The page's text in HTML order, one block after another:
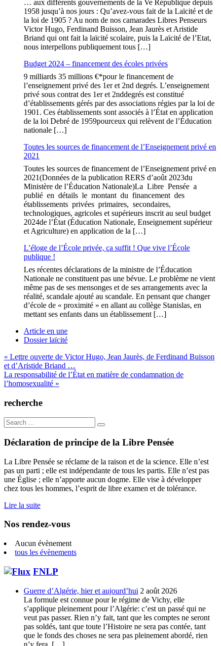
… aux différents gouvernements de la Ve République depuis
1958 jusqu’à nos jours : Qu’avez-vous fait de la Laïcité et de
la loi de 1905 ? Au nom de nos camarades Libres Penseurs
Victor Hugo, Ferdinand Buisson, Jean Jaurès et Aristide
Briand qui ont fait la laïcité scolaire, puis la Laïcité de l’Etat,
nous interpellons publiquement tous […]
Budget 2024 – financement des écoles privées
9 milliards 35 millions €*pour le financement de
l’enseignement privé des 1er et 2nd degrés. L’enseignement
privé sous contrat des 1er et 2nddegrés est constitué
d’établissements gérés par des associations régies par la loi de
1901. Ces établissements sont associés à l’État en application
de la loi Debré de 1959pourceux qui relèvent de l’Éducation
nationale […]
Toutes les sources de financement de l’Enseignement privé en
2021
Toutes les sources de financement de l’Enseignement privé en
2021(Données de la publication RERS d’août 2023du
Ministère de l’Éducation Nationale)La Libre Pensée a
publié en détails le montant du financement des
établissements privées primaires, secondaires,
technologiques, agricoles et supérieurs inscrit au seul budget
2024de l’État (Éducation Nationale, Enseignement supérieur
et Agriculture) en application de la […]
L’éloge de l’École privée, ça suffit ! Que vive l’École
publique !
Les récentes déclarations de la ministre de l’Éducation
Nationale ne constituent pas une bévue. Le problème ne vient
même pas de ses mensonges et de ses arrangements avec la
réalité, scandale ajouté au scandale. En pensant que changer
d’école de « proximité » en allant au collège Stanislas, en
mettant ses enfants dans un établissement […]
Article en une
Dossier laïcité
Navigation
de
l’article
« Lettre ouverte de Victor Hugo, Jean Jaurès, de Ferdinand Buisson
et d’Aristide Briand …
La responsabilité de l’État en matière de condamnation de
l’homosexualité »
recherche
Search
for:
Déclaration de principe de la Libre Pensée
La Libre Pensée se réclame de la raison et de la science. Elle n’est
pas un parti ; elle est indépendante de tous les partis. Elle n’est pas
une Église ; elle n’apporte aucun dogme. Elle vise à développer
chez tous les hommes, l’esprit de libre examen et de tolérance.
Lire la suite
Nos rendez-vous
Aucun évènement
tous les évènements
FNLP
Guerre d’Algérie, hier et aujourd’hui 2 août 2026
La formule est connue pour le régime de Vichy, elle
s’applique pleinement pour l’Algérie: c’est un passé qui ne
veut pas passer. Rien n’y fait, tant que les comptes ne seront
pas soldés, tant que toute l’Histoire ne sera pas contée, tant
que le fonds des choses ne sera pas pleinement abordé, rien
n’y fera, […]